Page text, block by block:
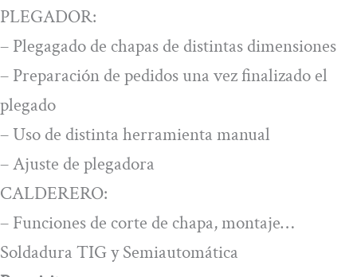
PLEGADOR:
– Plegagado de chapas de distintas dimensiones
– Preparación de pedidos una vez finalizado el
plegado
– Uso de distinta herramienta manual
– Ajuste de plegadora
CALDERERO:
– Funciones de corte de chapa, montaje…
Soldadura TIG y Semiautomática